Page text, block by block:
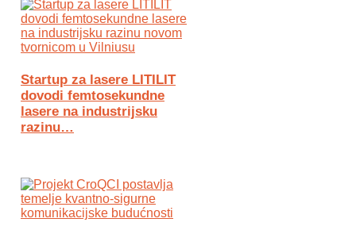
Startup za lasere LITILIT
dovodi femtosekundne
lasere na industrijsku
razinu…